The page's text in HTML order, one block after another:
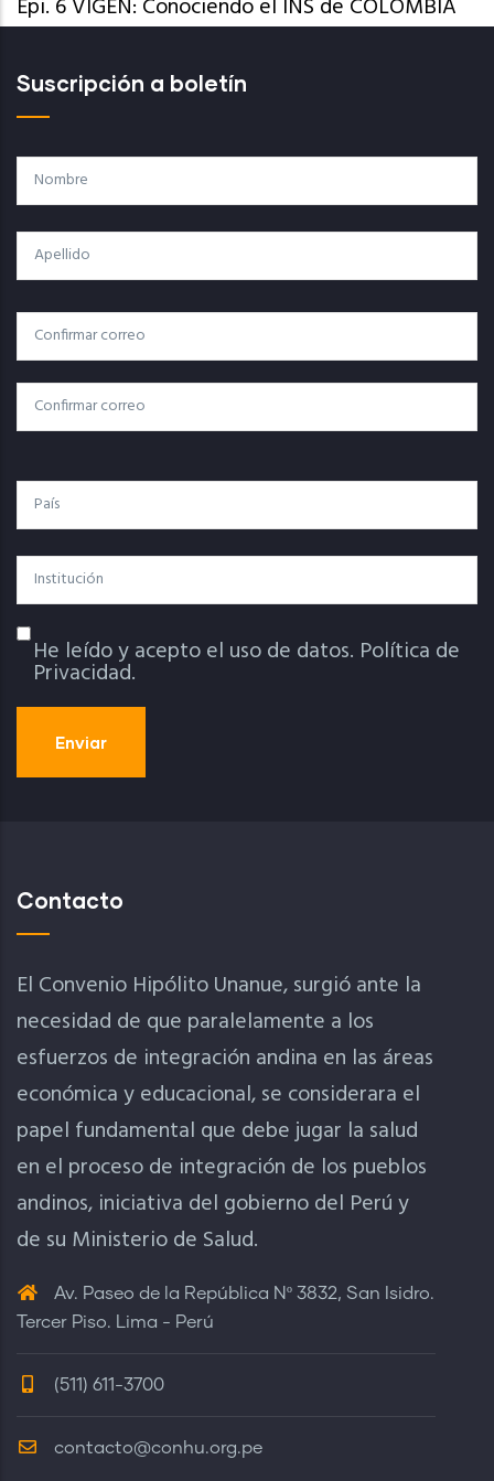
Epi. 6 VIGEN: Conociendo el INS de COLOMBIA
Suscripción a boletín
Nombre
Apellido
Correo
Electrónico
Correo Electrónico
Confirmar Correo
País
Institución
Política De Privacidad
He leído y acepto el uso de datos. Política de
Privacidad.
Contacto
El Convenio Hipólito Unanue, surgió ante la
necesidad de que paralelamente a los
esfuerzos de integración andina en las áreas
económica y educacional, se considerara el
papel fundamental que debe jugar la salud
en el proceso de integración de los pueblos
andinos, iniciativa del gobierno del Perú y
de su Ministerio de Salud.
Av. Paseo de la República Nº 3832, San Isidro.
Tercer Piso. Lima - Perú
(511) 611-3700
contacto@conhu.org.pe